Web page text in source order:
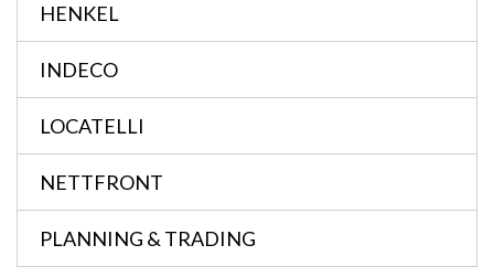
HENKEL
INDECO
LOCATELLI
NETTFRONT
PLANNING & TRADING